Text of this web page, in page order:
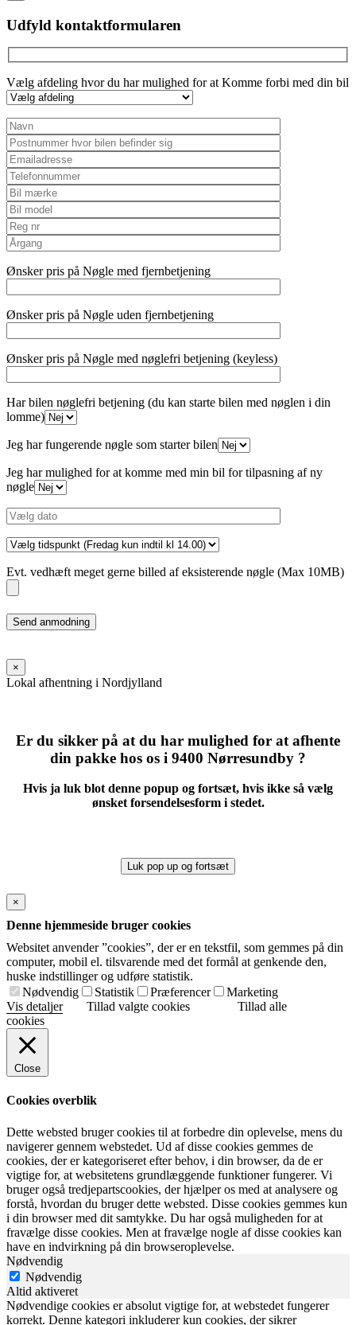
field
empty.
Udfyld kontaktformularen
Vælg afdeling hvor du har mulighed for at Komme forbi med din bil
Ønsker pris på Nøgle med fjernbetjening
Ønsker pris på Nøgle uden fjernbetjening
Ønsker pris på Nøgle med nøglefri betjening (keyless)
Har bilen nøglefri betjening (du kan starte bilen med nøglen i din
lomme)
Jeg har fungerende nøgle som starter bilen
Jeg har mulighed for at komme med min bil for tilpasning af ny
nøgle
Evt. vedhæft meget gerne billed af eksisterende nøgle (Max 10MB)
Please
leave
field
empty.
×
Lokal afhentning i Nordjylland
Er du sikker på at du har mulighed for at afhente
din pakke hos os i 9400 Nørresundby ?
Hvis ja luk blot denne popup og fortsæt, hvis ikke så vælg
ønsket forsendelsesform i stedet.
Luk pop up og fortsæt
×
Denne hjemmeside bruger cookies
Websitet anvender ”cookies”, der er en tekstfil, som gemmes på din
computer, mobil el. tilsvarende med det formål at genkende den,
huske indstillinger og udføre statistik.
Nødvendig
Statistik Præferencer
Marketing
Vis detaljer
Tillad valgte cookies
Tillad alle
cookies
Close
Cookies overblik
Dette websted bruger cookies til at forbedre din oplevelse, mens du
navigerer gennem webstedet. Ud af disse cookies gemmes de
cookies, der er kategoriseret efter behov, i din browser, da de er
vigtige for, at websitetens grundlæggende funktioner fungerer. Vi
bruger også tredjepartscookies, der hjælper os med at analysere og
forstå, hvordan du bruger dette websted. Disse cookies gemmes kun
i din browser med dit samtykke. Du har også muligheden for at
fravælge disse cookies. Men at fravælge nogle af disse cookies kan
have en indvirkning på din browseroplevelse.
Nødvendig
Nødvendig
Altid aktiveret
Nødvendige cookies er absolut vigtige for, at webstedet fungerer
korrekt. Denne kategori inkluderer kun cookies, der sikrer